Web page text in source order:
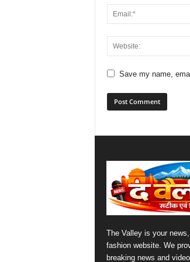
Save my name,
The Valley is your
fashion website. We
breaking news and